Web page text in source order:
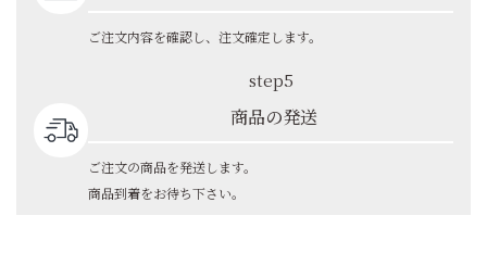
ご注文内容を確認し、注文確定します。
step5
商品の発送
ご注文の商品を発送します。
商品到着をお待ち下さい。